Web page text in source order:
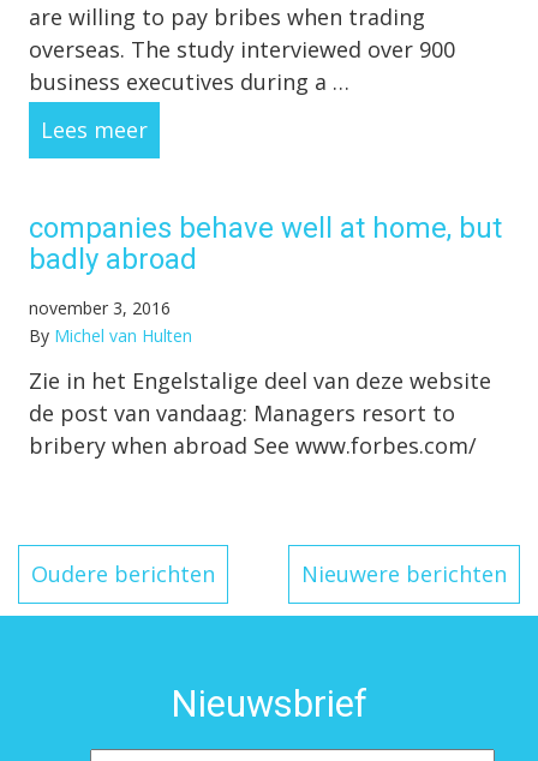
are willing to pay bribes when trading
overseas. The study interviewed over 900
business executives during a …
Lees meer
companies behave well at home, but
badly abroad
november 3, 2016
By Michel van Hulten
Zie in het Engelstalige deel van deze website
de post van vandaag: Managers resort to
bribery when abroad See www.forbes.com/
Berichten
navigatie
Oudere berichten Nieuwere berichten
Nieuwsbrief